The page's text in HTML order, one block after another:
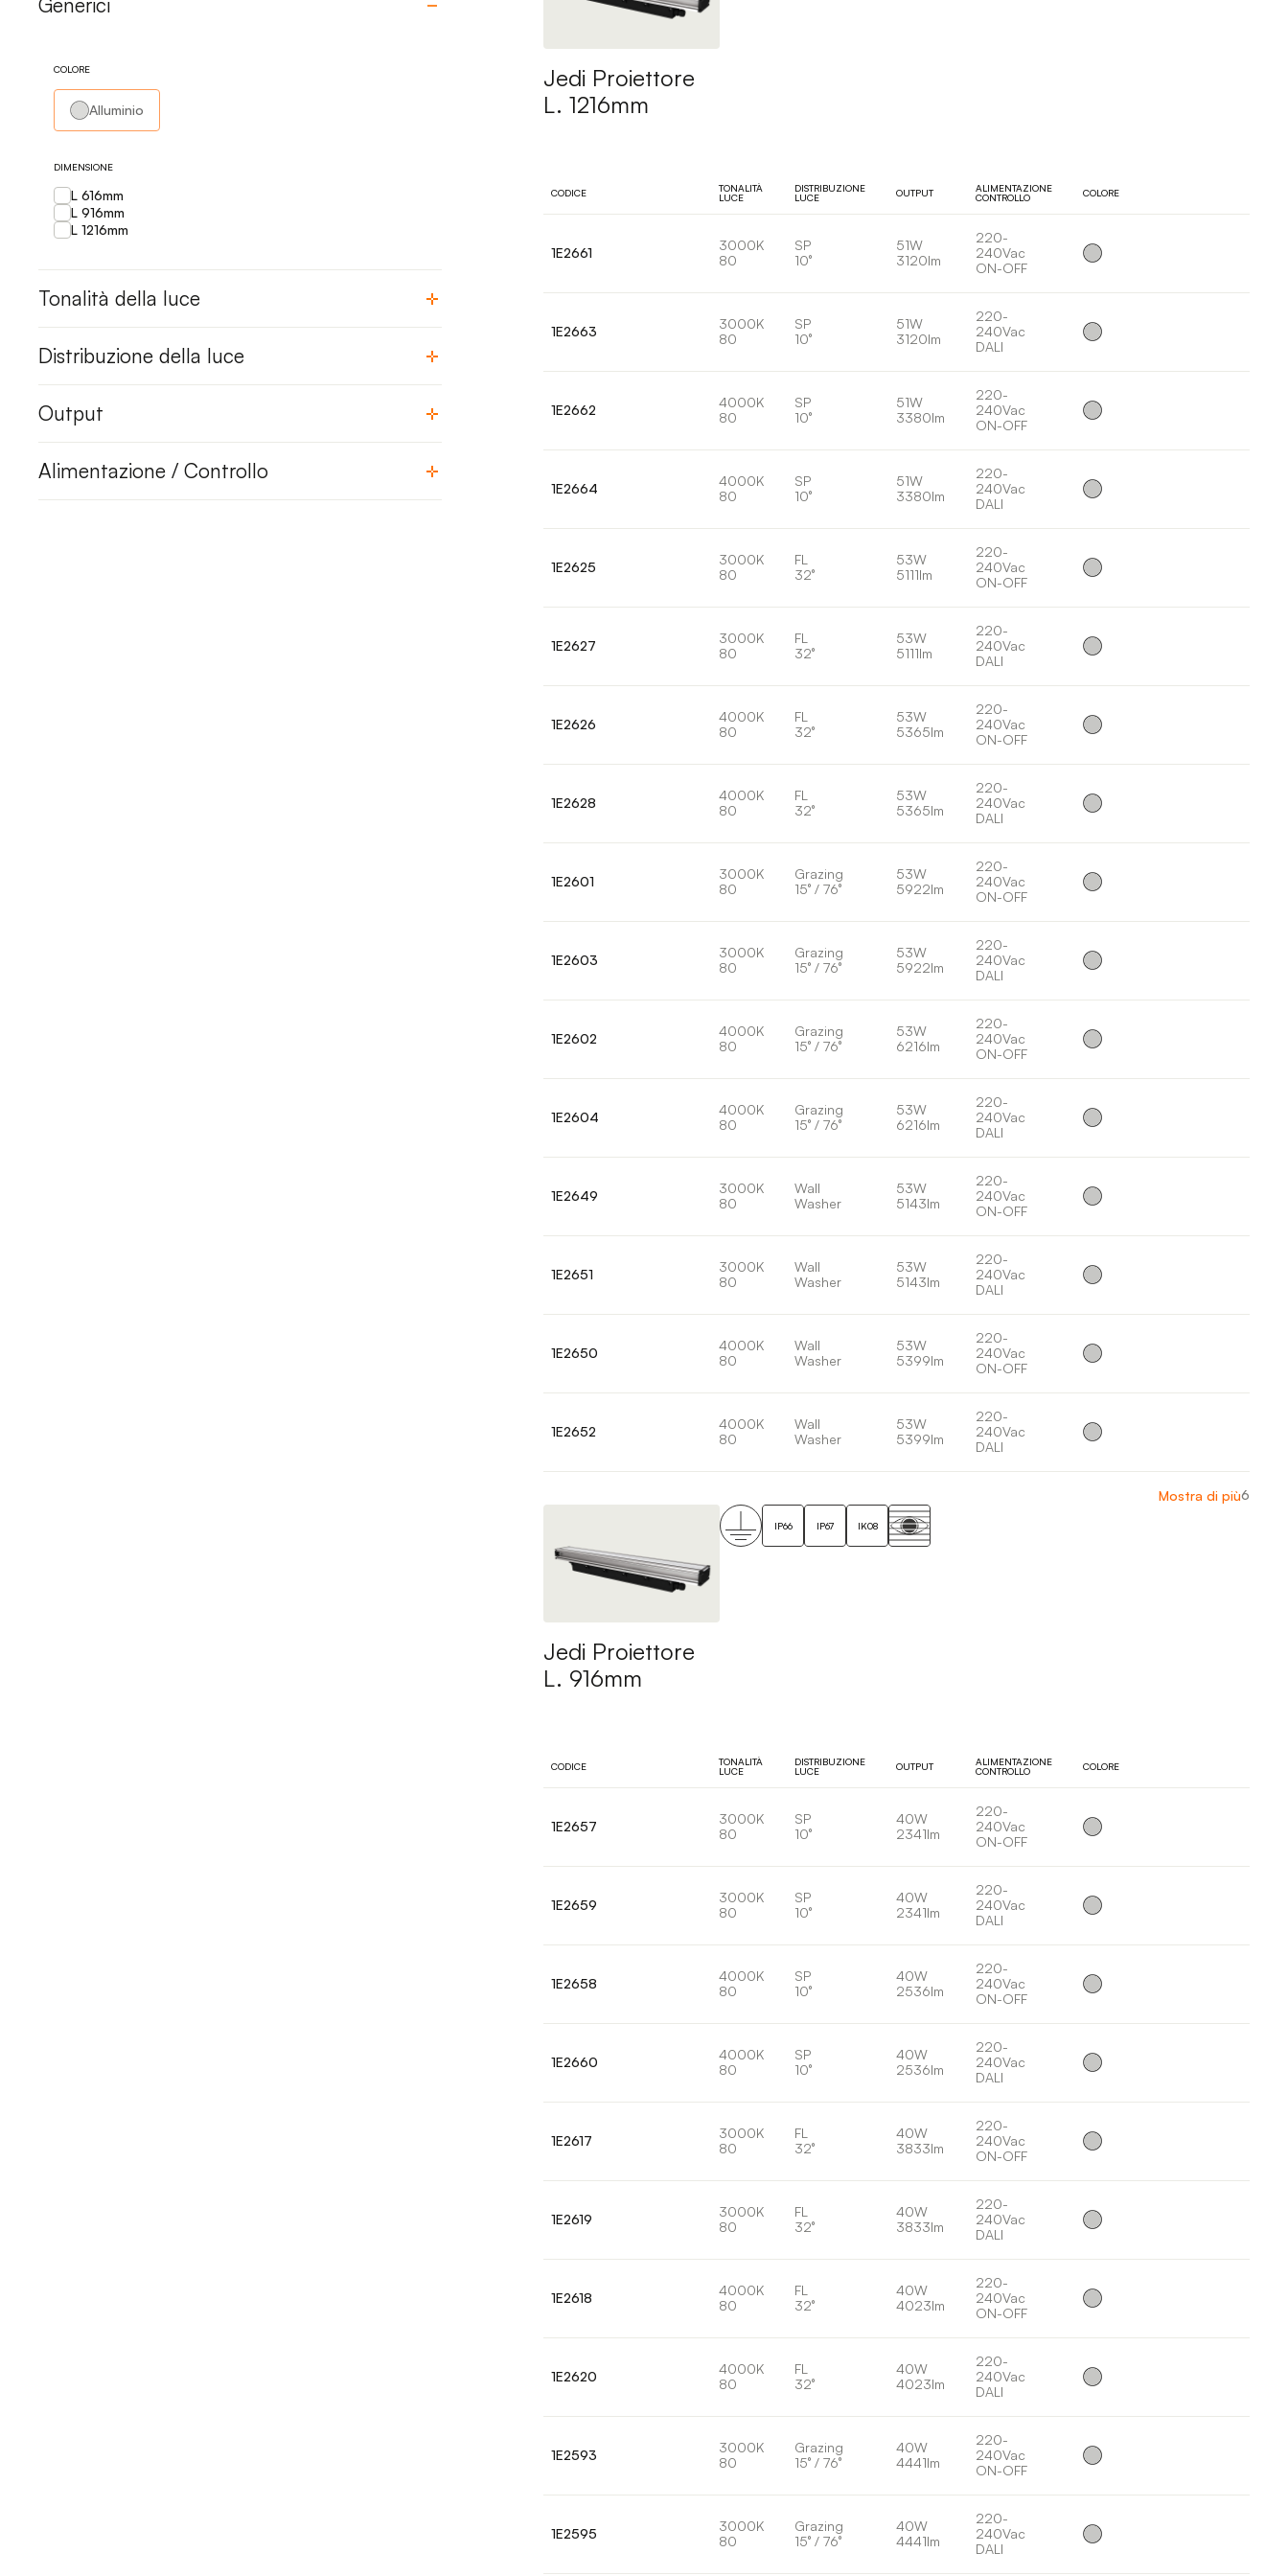
Generici
COLORE
Alluminio
DIMENSIONE
L 616mm
L 916mm
L 1216mm
Tonalità della luce
Distribuzione della luce
Output
Alimentazione / Controllo
Jedi Proiettore
L. 1216mm
CODICE
TONALITÀ
LUCE
DISTRIBUZIONE
LUCE
OUTPUT
ALIMENTAZIONE
CONTROLLO
COLORE
1E2661
3000K
80
SP
10°
51W
3120lm
220-
240Vac
ON-OFF
1E2663
3000K
80
SP
10°
51W
3120lm
220-
240Vac
DALI
1E2662
4000K
80
SP
10°
51W
3380lm
220-
240Vac
ON-OFF
1E2664
4000K
80
SP
10°
51W
3380lm
220-
240Vac
DALI
1E2625
3000K
80
FL
32°
53W
5111lm
220-
240Vac
ON-OFF
1E2627
3000K
80
FL
32°
53W
5111lm
220-
240Vac
DALI
1E2626
4000K
80
FL
32°
53W
5365lm
220-
240Vac
ON-OFF
1E2628
4000K
80
FL
32°
53W
5365lm
220-
240Vac
DALI
1E2601
3000K
80
Grazing
15° / 76°
53W
5922lm
220-
240Vac
ON-OFF
1E2603
3000K
80
Grazing
15° / 76°
53W
5922lm
220-
240Vac
DALI
1E2602
4000K
80
Grazing
15° / 76°
53W
6216lm
220-
240Vac
ON-OFF
1E2604
4000K
80
Grazing
15° / 76°
53W
6216lm
220-
240Vac
DALI
1E2649
3000K
80
Wall
Washer
53W
5143lm
220-
240Vac
ON-OFF
1E2651
3000K
80
Wall
Washer
53W
5143lm
220-
240Vac
DALI
1E2650
4000K
80
Wall
Washer
53W
5399lm
220-
240Vac
ON-OFF
1E2652
4000K
80
Wall
Washer
53W
5399lm
220-
240Vac
DALI
Mostra di più6
IP66 IP67 IK08
Jedi Proiettore
L. 916mm
CODICE
TONALITÀ
LUCE
DISTRIBUZIONE
LUCE
OUTPUT
ALIMENTAZIONE
CONTROLLO
COLORE
1E2657
3000K
80
SP
10°
40W
2341lm
220-
240Vac
ON-OFF
1E2659
3000K
80
SP
10°
40W
2341lm
220-
240Vac
DALI
1E2658
4000K
80
SP
10°
40W
2536lm
220-
240Vac
ON-OFF
1E2660
4000K
80
SP
10°
40W
2536lm
220-
240Vac
DALI
1E2617
3000K
80
FL
32°
40W
3833lm
220-
240Vac
ON-OFF
1E2619
3000K
80
FL
32°
40W
3833lm
220-
240Vac
DALI
1E2618
4000K
80
FL
32°
40W
4023lm
220-
240Vac
ON-OFF
1E2620
4000K
80
FL
32°
40W
4023lm
220-
240Vac
DALI
1E2593
3000K
80
Grazing
15° / 76°
40W
4441lm
220-
240Vac
ON-OFF
1E2595
3000K
80
Grazing
15° / 76°
40W
4441lm
220-
240Vac
DALI